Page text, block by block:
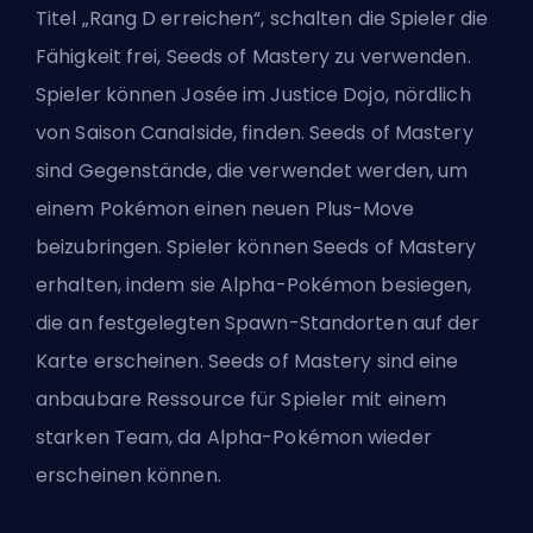
Titel „Rang D erreichen“, schalten die Spieler die
Fähigkeit frei, Seeds of Mastery zu verwenden.
Spieler können Josée im Justice Dojo, nördlich
von Saison Canalside, finden. Seeds of Mastery
sind Gegenstände, die verwendet werden, um
einem Pokémon einen neuen Plus-Move
beizubringen. Spieler können Seeds of Mastery
erhalten, indem sie Alpha-Pokémon besiegen,
die an festgelegten Spawn-Standorten auf der
Karte erscheinen. Seeds of Mastery sind eine
anbaubare Ressource für Spieler mit einem
starken Team, da Alpha-Pokémon wieder
erscheinen können.